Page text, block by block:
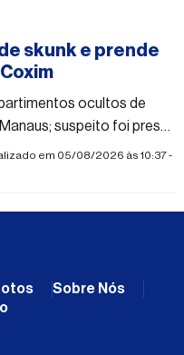
skunk e prende
ocultos de
suspeito foi preso
em 05/08/2026 às 10:37 -
Sobre Nós